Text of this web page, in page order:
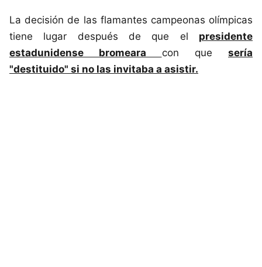
La decisión de las flamantes campeonas olímpicas
tiene lugar después de que el presidente
estadunidense bromeara con que sería
"destituido" si no las invitaba a asistir.